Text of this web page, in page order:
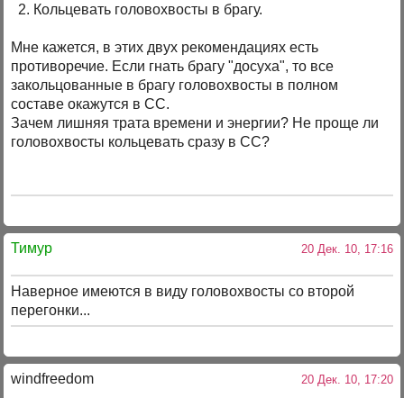
2. Кольцевать головохвосты в брагу.
Мне кажется, в этих двух рекомендациях есть
противоречие. Если гнать брагу "досуха", то все
закольцованные в брагу головохвосты в полном
составе окажутся в СС.
Зачем лишняя трата времени и энергии? Не проще ли
головохвосты кольцевать сразу в СС?
Тимур 20 Дек. 10, 17:16
Наверное имеются в виду головохвосты со второй
перегонки...
windfreedom 20 Дек. 10, 17:20